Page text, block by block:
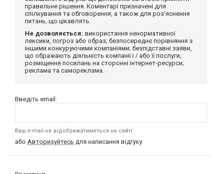
правильне рішення. Коментарі призначені для
спілкування та обговорення, а також для роз'яснення
питань, що цікавлять.
Не дозволяється: використання ненормативної
лексики, погроз або образ; безпосереднє порівняння з
іншими конкуруючими компаніями; безпідставні заяви,
що ображають діяльність компанії і / або її послуги;
розміщення посилань на сторонні інтернет-ресурси;
реклама та самореклама.
Введіть email:
Ваш e-mail не відображатиметься на сайті
або Авторизуйтесь для написання відгуку